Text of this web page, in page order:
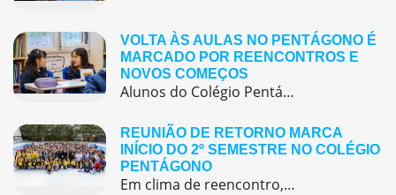
VOLTA ÀS AULAS NO PENTÁGONO É
MARCADO POR REENCONTROS E
NOVOS COMEÇOS
Alunos do Colégio Pentágono retornaram às aulas trazendo o entusiasmo dos reencontros e o desejo de seguir aprendendo com significado.
REUNIÃO DE RETORNO MARCA
INÍCIO DO 2º SEMESTRE NO COLÉGIO
PENTÁGONO
Em clima de reencontro, a equipe pedagógica participou da abertura do semestre letivo com treinamentos e simulação de emergência